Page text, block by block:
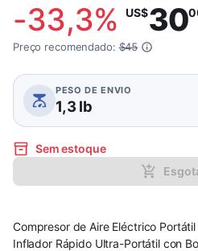
-33,3% US$30
Preço recomendado:$45
PESO DE ENVIO
1,3 lb
Sem estoque
Compresor de Aire Eléctrico
Inflador Rápido Ultra-Portátil con